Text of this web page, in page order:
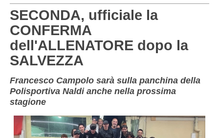
LIVORNO
LUCCA
MASSA CARRARA
PISA
PISTOIA
PRATO
SIENA
Beach soccer
Rappresentative regionali e provinciali
FIGC Toscana
Calcio femminile
Calcio a 5
Societa' piu'
Amatori AICS Lucca
SECONDA, ufficiale la
CONFERMA
dell'ALLENATORE dopo la
SALVEZZA
Francesco Campolo sarà sulla panchina della
Polisportiva Naldi anche nella prossima
stagione